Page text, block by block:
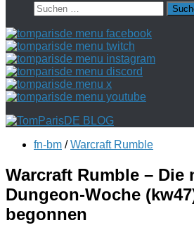
Suchen
nach:
fn-bm / Warcraft Rumble
Warcraft Rumble – Die
Dungeon-Woche
begonnen